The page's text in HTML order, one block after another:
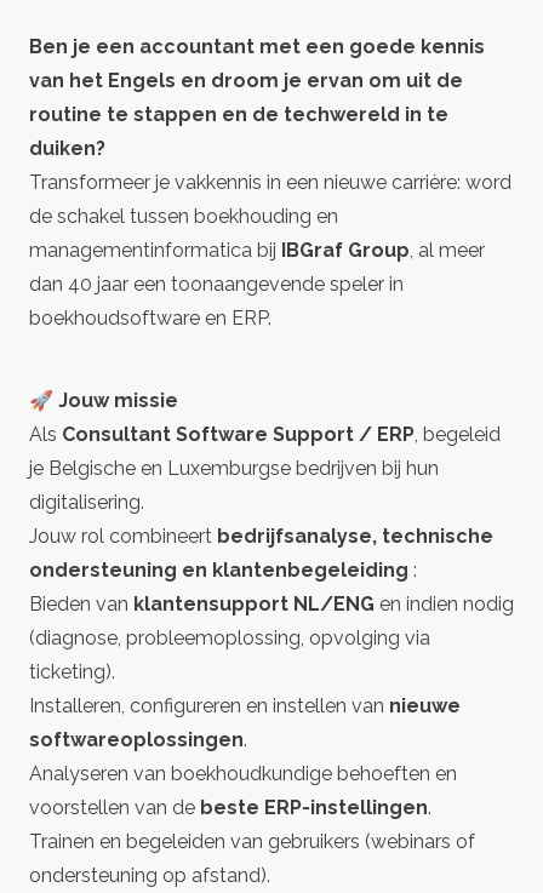
Ben je een accountant met een goede kennis
van het Engels en droom je ervan om uit de
routine te stappen en de techwereld in te
duiken?
Transformeer je vakkennis in een nieuwe carrière: word
de schakel tussen boekhouding en
managementinformatica bij IBGraf Group, al meer
dan 40 jaar een toonaangevende speler in
boekhoudsoftware en ERP.
🚀 Jouw missie
Als Consultant Software Support / ERP, begeleid
je Belgische en Luxemburgse bedrijven bij hun
digitalisering.
Jouw rol combineert bedrijfsanalyse, technische
ondersteuning en klantenbegeleiding :
Bieden van klantensupport NL/ENG en indien nodig
(diagnose, probleemoplossing, opvolging via
ticketing).
Installeren, configureren en instellen van nieuwe
softwareoplossingen.
Analyseren van boekhoudkundige behoeften en
voorstellen van de beste ERP-instellingen.
Trainen en begeleiden van gebruikers (webinars of
ondersteuning op afstand).